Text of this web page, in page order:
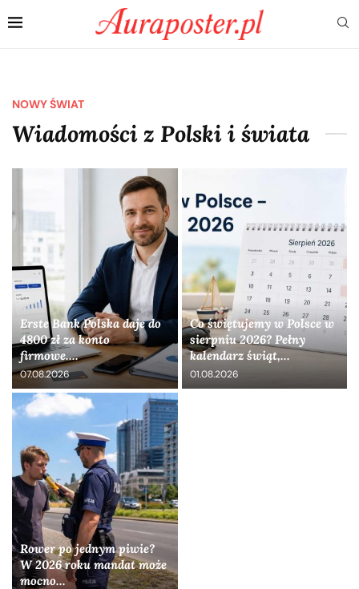
NOWY ŚWIAT
Wiadomości z Polski i świata
Erste Bank Polska daje do
4800 zł za konto
firmowe....
07.08.2026
Co świętujemy w Polsce w
sierpniu 2026? Pełny
kalendarz świąt,...
01.08.2026
Rower po jednym piwie?
W 2026 roku mandat może
mocno...